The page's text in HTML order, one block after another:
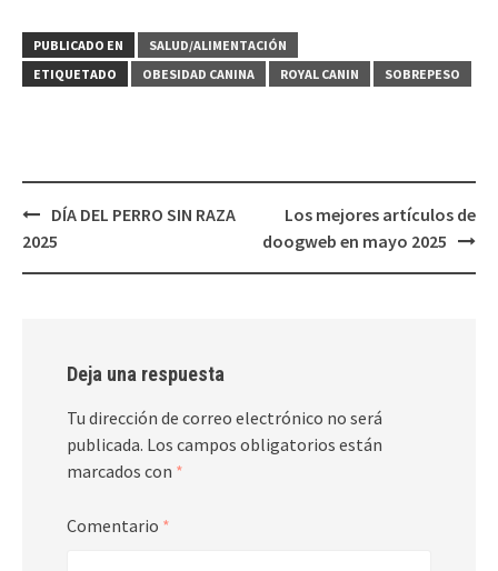
PUBLICADO EN
SALUD/ALIMENTACIÓN
ETIQUETADO
OBESIDAD CANINA ROYAL CANIN SOBREPESO
Navegación
de
entradas
DÍA DEL PERRO SIN RAZA
2025
Los mejores artículos de
doogweb en mayo 2025
Deja una respuesta
Tu dirección de correo electrónico no será
publicada. Los campos obligatorios están
marcados con *
Comentario *